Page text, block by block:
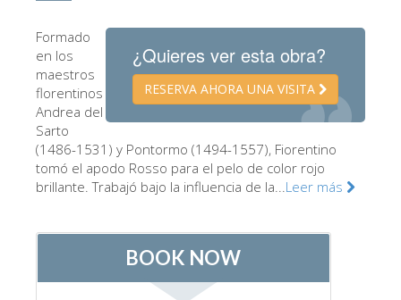
Los Artistas
Las nuevas salas
Museo del Bargello
Galería de la Academia
Capillas de los Medici
Museo de San Marcos
¿Quieres ver esta obra?
RESERVA AHORA UNA VISITA
Formado
en los
maestros
florentinos
Andrea del
Sarto
(1486-1531) y Pontormo (1494-1557), Fiorentino
tomó el apodo Rosso para el pelo de color rojo
brillante. Trabajó bajo la influencia de la...Leer más